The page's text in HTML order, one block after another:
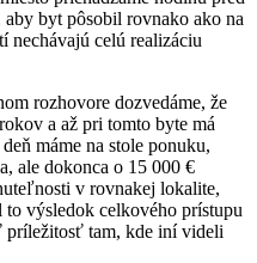
byt pôsobil rovnako ako na
nechávajú celú realizáciu
rozhovore dozvedáme, že
a až pri tomto byte má
máme na stole ponuku,
ale dokonca o 15 000 €
v rovnakej lokalite,
výsledok celkového prístupu
príležitosť tam, kde iní videli